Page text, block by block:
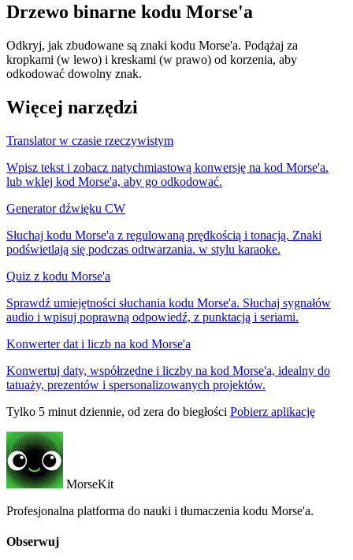
Drzewo binarne kodu Morse'a
Odkryj, jak zbudowane są znaki kodu Morse'a. Podążaj za
kropkami (w lewo) i kreskami (w prawo) od korzenia, aby
odkodować dowolny znak.
Więcej narzędzi
Translator w czasie rzeczywistym
Wpisz tekst i zobacz natychmiastową konwersję na kod Morse'a.
lub wklej kod Morse'a, aby go odkodować.
Generator dźwięku CW
Słuchaj kodu Morse'a z regulowaną prędkością i tonacją. Znaki
podświetlają się podczas odtwarzania. w stylu karaoke.
Quiz z kodu Morse'a
Sprawdź umiejętności słuchania kodu Morse'a. Słuchaj sygnałów
audio i wpisuj poprawną odpowiedź, z punktacją i seriami.
Konwerter dat i liczb na kod Morse'a
Konwertuj daty, współrzędne i liczby na kod Morse'a, idealny do
tatuaży, prezentów i spersonalizowanych projektów.
Tylko 5 minut dziennie, od zera do biegłości Pobierz aplikację
MorseKit
Profesjonalna platforma do nauki i tłumaczenia kodu Morse'a.
Obserwuj